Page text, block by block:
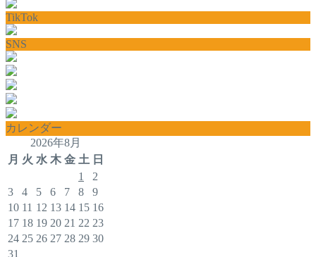
TikTok
SNS
カレンダー
2026年8月
月 火 水 木 金 土 日
1
2
3
4 5 6 7 8
9
10 11 12 13 14 15 16
17 18 19 20 21 22 23
24 25 26 27 28 29 30
31